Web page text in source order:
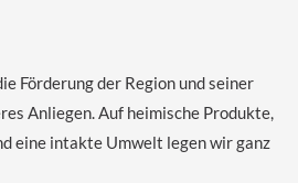
Förderung der Region und seiner
Anliegen. Auf heimische Produkte,
eine intakte Umwelt legen wir ganz